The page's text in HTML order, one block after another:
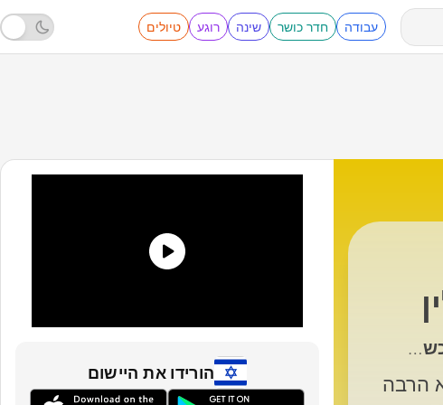
עבודה חדר כושר שינה רוגע טיולים
הרבה
הורידו את היישום